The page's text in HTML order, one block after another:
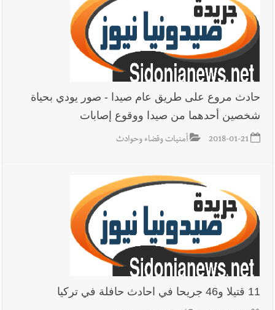
حادث مروع على طريق عام صيدا - صور يودي بحياة
شخصين أحدهما من صيدا ووقوع إصابات
2018-01-21 أمنيات وقضاء وحوادث
11 قتيلا و46 جريحا في احادث حافلة في تركيا